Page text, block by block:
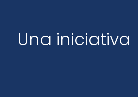
Una iniciativa